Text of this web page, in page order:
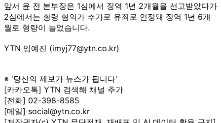
앞서 윤 전 본부장은 1심에서 징역 1년 2개월을 선고받았다가
2심에서는 횡령 혐의가 추가로 유죄로 인정돼 징역 1년 6개
월로 형량이 늘었습니다.
YTN 임예진 (imyj77@ytn.co.kr)
※ '당신의 제보가 뉴스가 됩니다'
[카카오톡] YTN 검색해 채널 추가
[전화] 02-398-8585
[메일] social@ytn.co.kr